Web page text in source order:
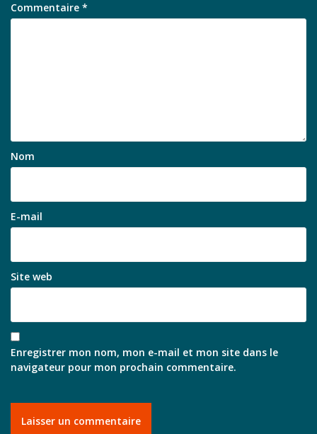
Commentaire *
Nom
E-mail
Site web
Enregistrer mon nom, mon e-mail et mon site dans le
navigateur pour mon prochain commentaire.